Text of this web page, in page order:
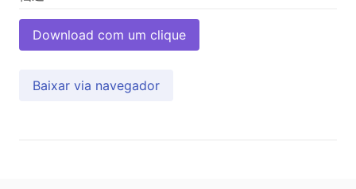
Download com um clique
Baixar via navegador